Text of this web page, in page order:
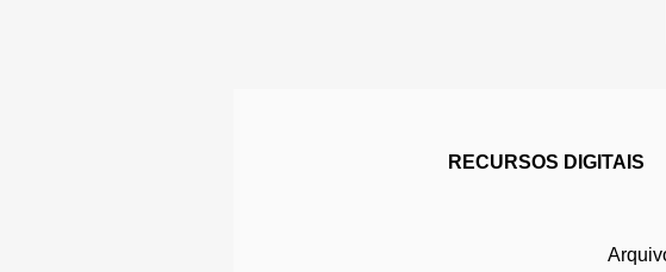
RECURSOS DIGITAIS